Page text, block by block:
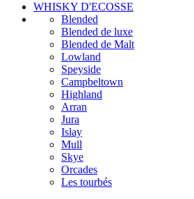
WHISKY D'ECOSSE
Blended
Blended de luxe
Blended de Malt
Lowland
Speyside
Campbeltown
Highland
Arran
Jura
Islay
Mull
Skye
Orcades
Les tourbés